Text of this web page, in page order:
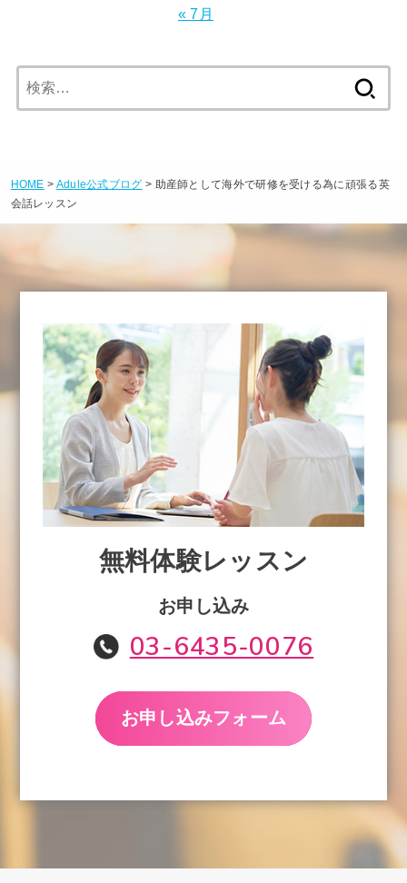
« 7月
索:
HOME > Adule公式ブログ > 助産師として海外で研修を受ける為に頑張る英
会話レッスン
無料体験レッスン
お申し込み
03-6435-0076
お申し込みフォーム